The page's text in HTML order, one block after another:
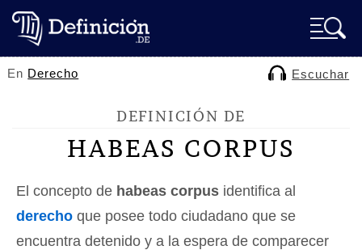
En Derecho Escuchar
DEFINICIÓN DE
HABEAS CORPUS
El concepto de habeas corpus identifica al
derecho que posee todo ciudadano que se
encuentra detenido y a la espera de comparecer